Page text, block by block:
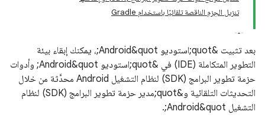
تنزيل الحِزم الناقصة تلقائيًا باستخدام Gradle
بعد تثبيت &quot;استوديو Android&quot;، يمكنك إبقاء بيئة
التطوير المتكاملة (IDE) في &quot;استوديو Android&quot; وأدوات
حزمة تطوير البرامج (SDK) لنظام التشغيل Android محدَّثة من خلال
التحديثات التلقائية و&quot;مدير حزمة تطوير البرامج (SDK) لنظام
التشغيل Android&quot;.